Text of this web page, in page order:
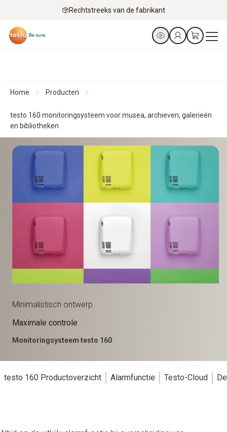
Rechtstreeks van de fabrikant
Home Producten
testo 160 monitoringsysteem voor musea, archieven, galerieën
en bibliotheken
Minimalistisch ontwerp
Maximale controle
Monitoringsysteem testo 160
testo 160 Productoverzicht Alarmfunctie Testo-Cloud